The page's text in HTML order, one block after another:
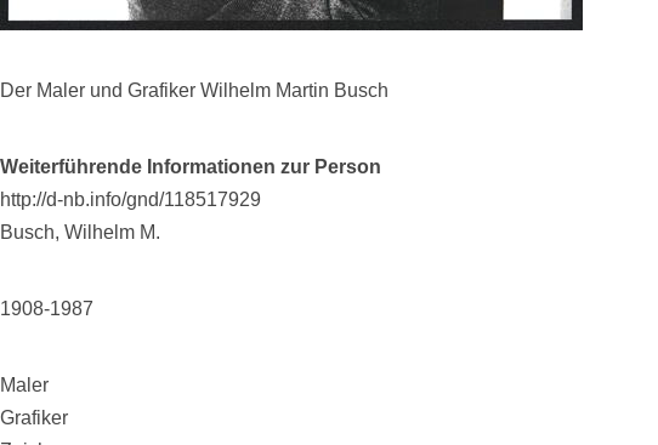
Der Maler und Grafiker Wilhelm Martin Busch
Weiterführende Informationen zur Person
http://d-nb.info/gnd/118517929
Busch, Wilhelm M.
1908-1987
Maler
Grafiker